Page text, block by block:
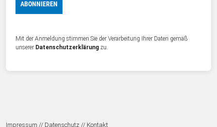
Mit der Anmeldung stimmen Sie der Verarbeitung Ihrer Daten gemäß
unserer Datenschutzerklärung zu.
Impressum // Datenschutz // Kontakt